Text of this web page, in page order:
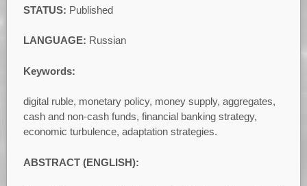
STATUS: Published
LANGUAGE: Russian
Keywords:
digital ruble, monetary policy, money supply, aggregates,
cash and non-cash funds, financial banking strategy,
economic turbulence, adaptation strategies.
ABSTRACT (ENGLISH):